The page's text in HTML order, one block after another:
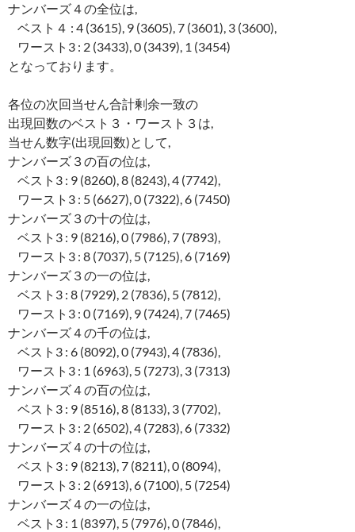
ナンバーズ４の全位は,
ベスト４ : 4 (3615), 9 (3605), 7 (3601), 3 (3600),
ワースト3 : 2 (3433), 0 (3439), 1 (3454)
となっております。
各位の次回当せん合計剰余一致の
出現回数のベスト３・ワースト３は,
当せん数字(出現回数)として,
ナンバーズ３の百の位は,
ベスト3 : 9 (8260), 8 (8243), 4 (7742),
ワースト3 : 5 (6627), 0 (7322), 6 (7450)
ナンバーズ３の十の位は,
ベスト3 : 9 (8216), 0 (7986), 7 (7893),
ワースト3 : 8 (7037), 5 (7125), 6 (7169)
ナンバーズ３の一の位は,
ベスト3 : 8 (7929), 2 (7836), 5 (7812),
ワースト3 : 0 (7169), 9 (7424), 7 (7465)
ナンバーズ４の千の位は,
ベスト3 : 6 (8092), 0 (7943), 4 (7836),
ワースト3 : 1 (6963), 5 (7273), 3 (7313)
ナンバーズ４の百の位は,
ベスト3 : 9 (8516), 8 (8133), 3 (7702),
ワースト3 : 2 (6502), 4 (7283), 6 (7332)
ナンバーズ４の十の位は,
ベスト3 : 9 (8213), 7 (8211), 0 (8094),
ワースト3 : 2 (6913), 6 (7100), 5 (7254)
ナンバーズ４の一の位は,
ベスト3 : 1 (8397), 5 (7976), 0 (7846),